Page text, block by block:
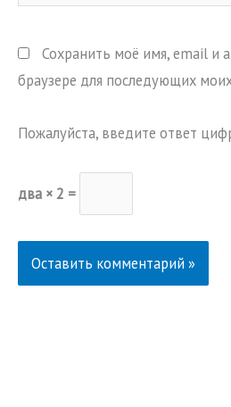
Сохранить моё имя, email и
браузере для последующих
Пожалуйста, введите ответ
два × 2 =